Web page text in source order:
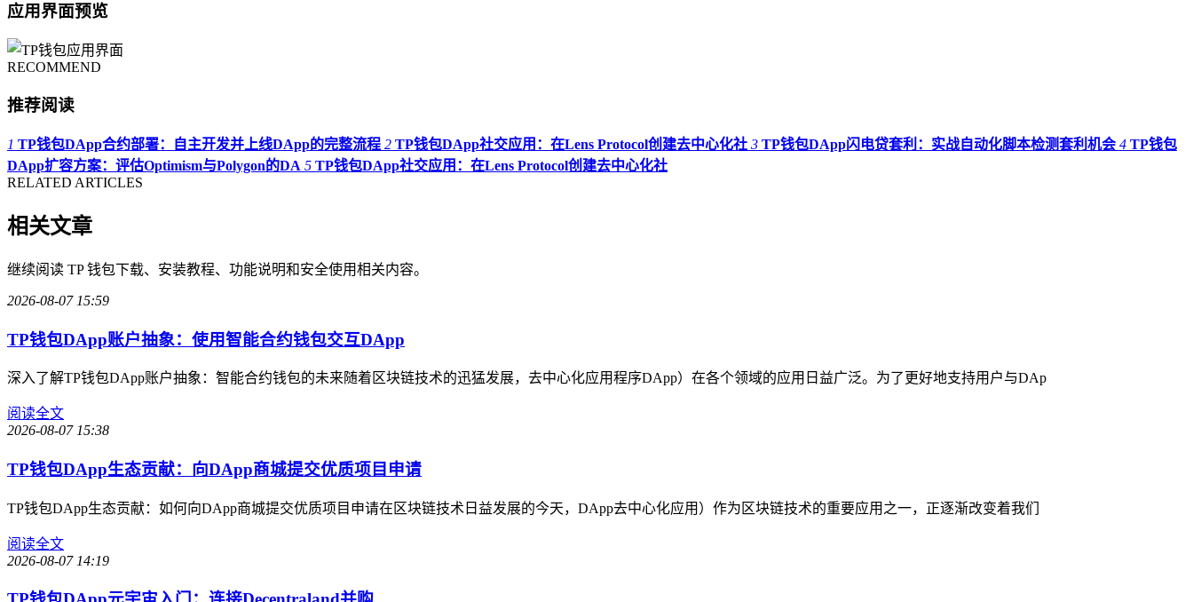
应用界面预览
RECOMMEND
推荐阅读
1 TP钱包DApp合约部署：自主开发并上线DApp的完整流程 2 TP钱包DApp社交应用：在Lens Protocol创建去中心化社 3 TP钱包DApp闪电贷套利：实战自动化脚本检测套利机会 4 TP钱包
DApp扩容方案：评估Optimism与Polygon的DA 5 TP钱包DApp社交应用：在Lens Protocol创建去中心化社
RELATED ARTICLES
相关文章
继续阅读 TP 钱包下载、安装教程、功能说明和安全使用相关内容。
2026-08-07 15:59
TP钱包DApp账户抽象：使用智能合约钱包交互DApp
深入了解TP钱包DApp账户抽象：智能合约钱包的未来随着区块链技术的迅猛发展，去中心化应用程序DApp）在各个领域的应用日益广泛。为了更好地支持用户与DAp
阅读全文
2026-08-07 15:38
TP钱包DApp生态贡献：向DApp商城提交优质项目申请
TP钱包DApp生态贡献：如何向DApp商城提交优质项目申请在区块链技术日益发展的今天，DApp去中心化应用）作为区块链技术的重要应用之一，正逐渐改变着我们
阅读全文
2026-08-07 14:19